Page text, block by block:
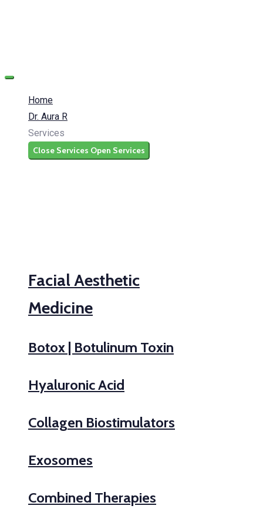
Home
Dr. Aura R
Services
Close Services Open Services
Facial Aesthetic
Medicine
Botox | Botulinum Toxin
Hyaluronic Acid
Collagen Biostimulators
Exosomes
Combined Therapies